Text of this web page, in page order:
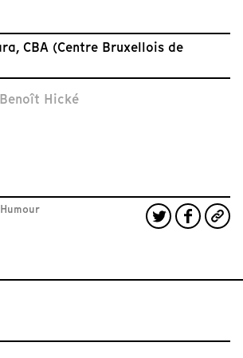
CBA (Centre Bruxellois de
Benoît Hické
Humour